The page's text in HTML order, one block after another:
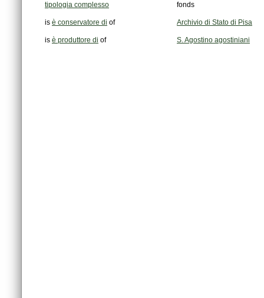
tipologia complesso fonds
is è conservatore di of Archivio di Stato di Pisa
is è produttore di of S. Agostino agostiniani